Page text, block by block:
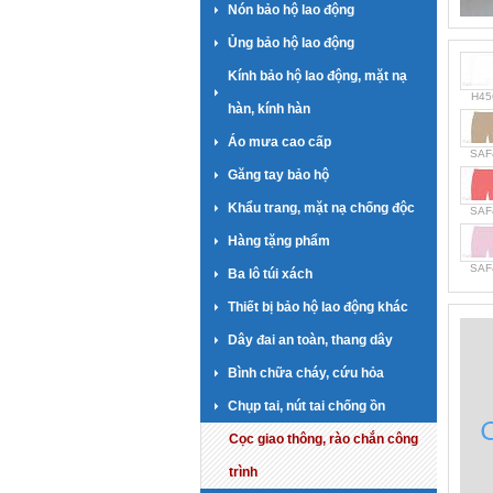
Nón bảo hộ lao động
Ủng bảo hộ lao động
Kính bảo hộ lao động, mặt nạ
hàn, kính hàn
Áo mưa cao cấp
Găng tay bảo hộ
Khẩu trang, mặt nạ chống độc
Hàng tặng phẩm
Ba lô túi xách
Thiết bị bảo hộ lao động khác
Dây đai an toàn, thang dây
Bình chữa cháy, cứu hỏa
Chụp tai, nút tai chống ồn
Cọc giao thông, rào chắn công
trình